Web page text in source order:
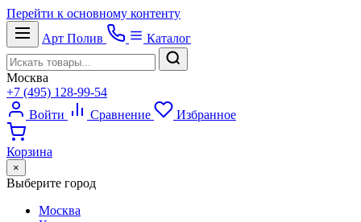
Перейти к основному контенту
Арт Полив Каталог
Москва
+7 (495) 128-99-54
Войти
Сравнение Избранное
Корзина
×
Выберите город
Москва